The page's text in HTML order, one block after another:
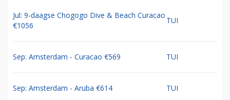
Jul: 9-daagse Chogogo Dive & Beach Curacao
€1056
TUI
Sep: Amsterdam - Curacao €569 TUI
Sep: Amsterdam - Aruba €614 TUI